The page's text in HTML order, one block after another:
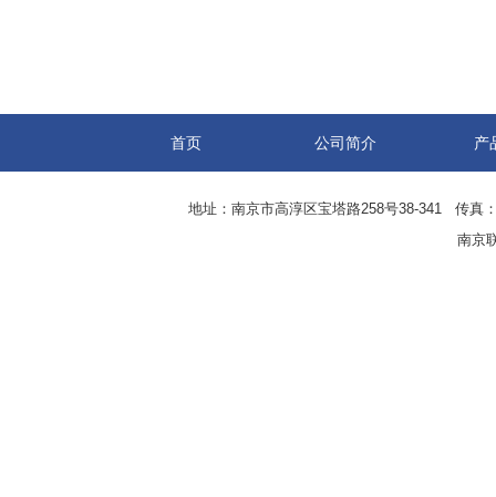
首页 公司简介 产
地址：南京市高淳区宝塔路258号38-341 传真
南京